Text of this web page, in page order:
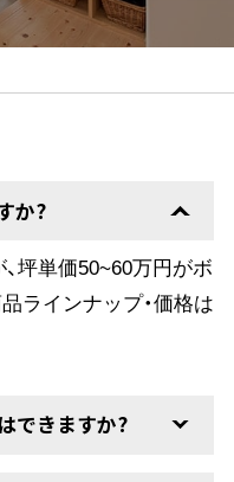
か?
坪単価50~60万円がボ
ラインナップ・価格は
できますか?